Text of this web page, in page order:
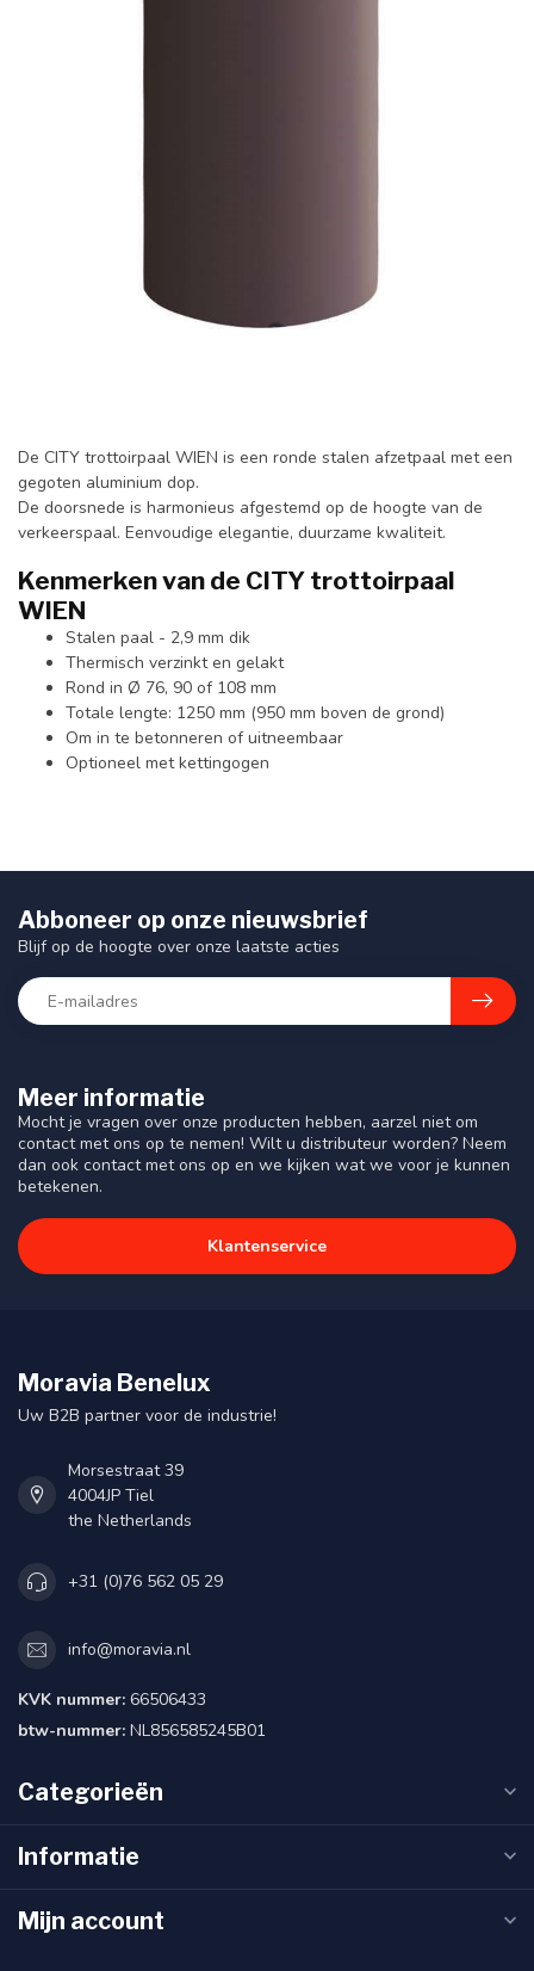
De CITY trottoirpaal WIEN is een ronde stalen afzetpaal met een
gegoten aluminium dop.
De doorsnede is harmonieus afgestemd op de hoogte van de
verkeerspaal. Eenvoudige elegantie, duurzame kwaliteit.
Kenmerken van de CITY trottoirpaal
WIEN
Stalen paal - 2,9 mm dik
Thermisch verzinkt en gelakt
Rond in Ø 76, 90 of 108 mm
Totale lengte: 1250 mm (950 mm boven de grond)
Om in te betonneren of uitneembaar
Optioneel met kettingogen
Meer informatie
Mocht je vragen over onze producten hebben, aarzel niet om
contact met ons op te nemen! Wilt u distributeur worden? Neem
dan ook contact met ons op en we kijken wat we voor je kunnen
betekenen.
Klantenservice
Abboneer op onze nieuwsbrief
Blijf op de hoogte over onze laatste acties
Moravia Benelux
Uw B2B partner voor de industrie!
Morsestraat 39
4004JP Tiel
the Netherlands
+31 (0)76 562 05 29
info@moravia.nl
KVK nummer: 66506433
btw-nummer: NL856585245B01
Categorieën
Informatie
Mijn account